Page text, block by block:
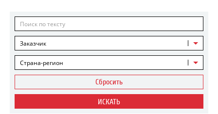
Заказчик
Страна-регион
Сбросить
ИСКАТЬ